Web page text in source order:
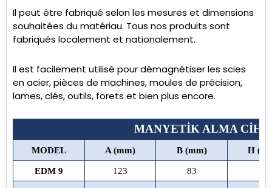
Il peut être fabriqué selon les mesures et dimensions
souhaitées du matériau. Tous nos produits sont
fabriqués localement et nationalement.
Il est facilement utilisé pour démagnétiser les scies
en acier, pièces de machines, moules de précision,
lames, clés, outils, forets et bien plus encore.
MANYETİK ALMA
MODEL A (mm) B (mm) H
EDM 9 123 83 83